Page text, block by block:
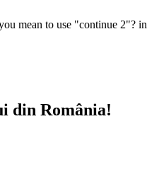
mean to use "continue 2"? in
din România!